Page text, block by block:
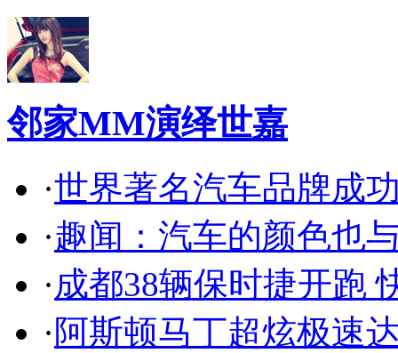
邻家MM演绎世嘉
·世界著名汽车品牌成
·趣闻：汽车的颜色也
·成都38辆保时捷开跑
·阿斯顿马丁超炫极速